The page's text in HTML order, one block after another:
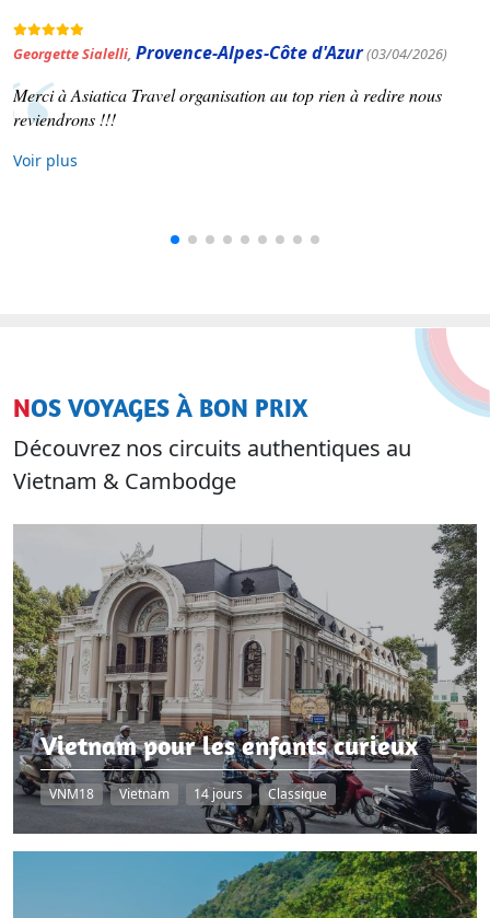
Georgette Sialelli, Provence-Alpes-Côte d'Azur(03/04/2026)
Merci à Asiatica Travel organisation au top rien à redire nous
reviendrons !!!
Voir plus
NOS VOYAGES À BON PRIX
Découvrez nos circuits authentiques au
Vietnam & Cambodge
Vietnam pour les enfants curieux
VNM18 Vietnam 14 jours Classique